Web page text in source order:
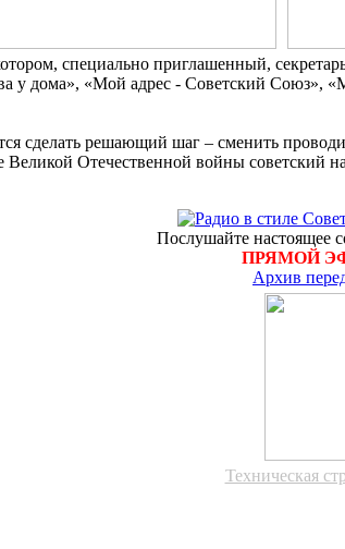
специально приглашенный,
у дома», «Мой адрес - Советский
сделать решающий шаг – сменить
Великой Отечественной войны советский
Послушайте настоящее
ПРЯМОЙ
Архив
Техническая